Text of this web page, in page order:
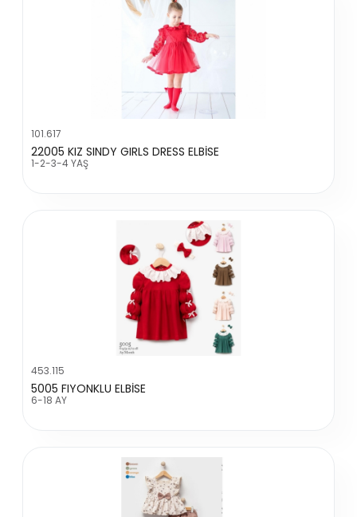
101.617
22005 KIZ SINDY GIRLS DRESS ELBİSE
1-2-3-4 YAŞ
453.115
5005 FIYONKLU ELBİSE
6-18 AY